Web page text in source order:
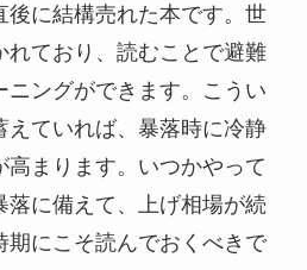
後に結構売れた本です。世
れており、読むことで避難
ニングができます。こうい
えていれば、暴落時に冷静
高まります。いつかやって
落に備えて、上げ相場が続
期にこそ読んでおくべきで